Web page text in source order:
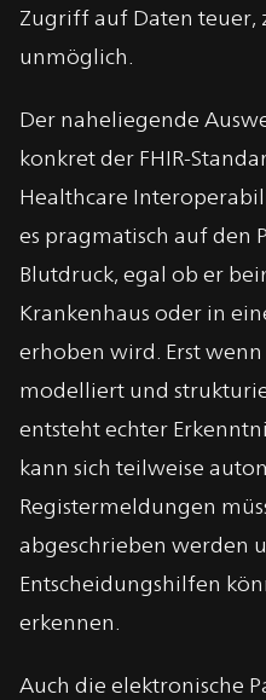
Zugriff auf Daten teuer,
unmöglich.
Der naheliegende
konkret der FHIR-
Healthcare
es pragmatisch auf den
Blutdruck, egal ob er
Krankenhaus oder in
erhoben wird. Erst
modelliert und
entsteht echter
kann sich teilweise
Registermeldungen
abgeschrieben werden
Entscheidungshilfen
erkennen.
Auch die elektronische